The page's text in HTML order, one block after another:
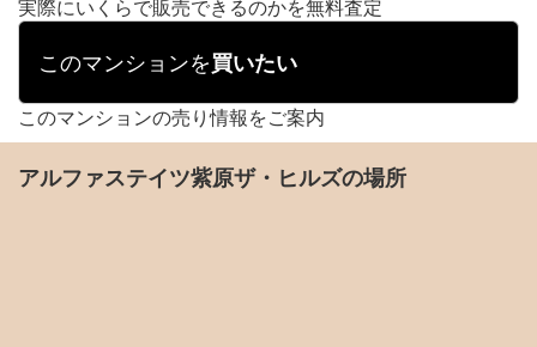
実際にいくらで販売できるのかを無料査定
このマンションを買いたい
このマンションの売り情報をご案内
アルファステイツ紫原ザ・ヒルズの場所